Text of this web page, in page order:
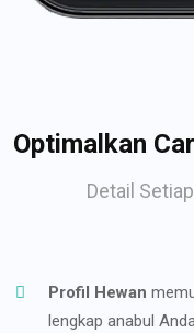
Optimalkan
Detail
Profil Hewan
lengkap anabul